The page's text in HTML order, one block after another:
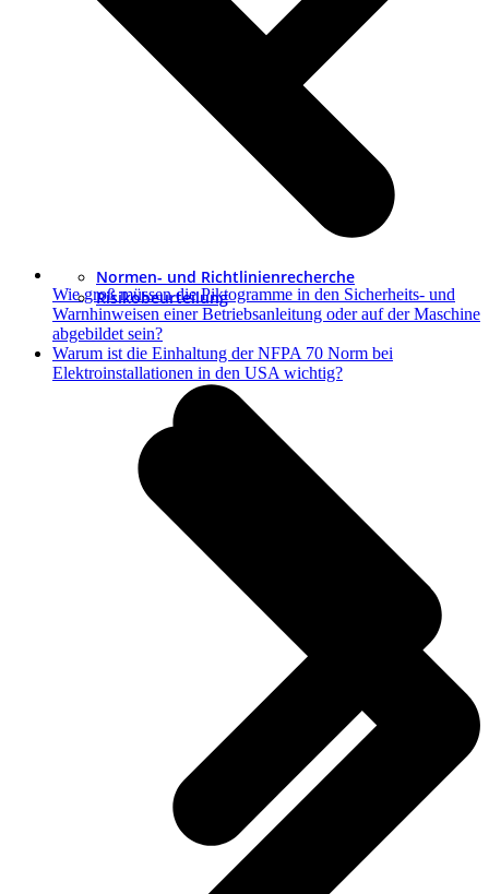
Normen- und Richtlinienrecherche
Risikobeurteilung
Wie groß müssen die Piktogramme in den Sicherheits- und
Warnhinweisen einer Betriebsanleitung oder auf der Maschine
abgebildet sein?
Nächster
Beitrag:
Warum ist die Einhaltung der NFPA 70 Norm bei
Elektroinstallationen in den USA wichtig?